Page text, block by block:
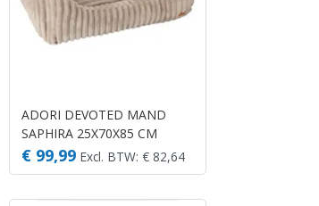
ADORI DEVOTED MAND
SAPHIRA 25X70X85 CM
TAUPE
€ 99,99 Excl. BTW: € 82,64